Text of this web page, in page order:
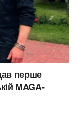
перше
MAGA-